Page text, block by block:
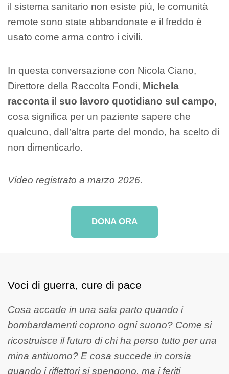
il sistema sanitario non esiste più, le comunità
remote sono state abbandonate e il freddo è
usato come arma contro i civili.
In questa conversazione con Nicola Ciano,
Direttore della Raccolta Fondi, Michela
racconta il suo lavoro quotidiano sul campo,
cosa significa per un paziente sapere che
qualcuno, dall’altra parte del mondo, ha scelto di
non dimenticarlo.
Video registrato a marzo 2026.
DONA ORA
Voci di guerra, cure di pace
Cosa accade in una sala parto quando i
bombardamenti coprono ogni suono? Come si
ricostruisce il futuro di chi ha perso tutto per una
mina antiuomo? E cosa succede in corsia
quando i riflettori si spengono, ma i feriti